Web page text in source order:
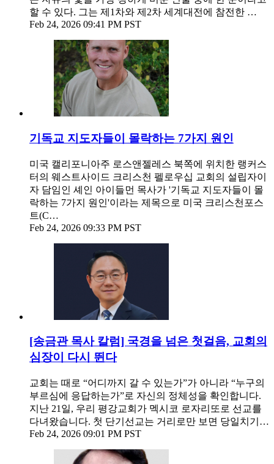
할 수 있다. 그는 제1차와 제2차 세계대전에 참전한 …
Feb 24, 2026 09:41 PM PST
기독교 지도자들이 몰락하는 7가지 원인
미국 캘리포니아주 로스앤젤레스 북쪽에 위치한 랭커스
터의 웨스트사이드 크리스천 펠로우십 교회의 설립자이
자 담임인 셰인 아이들먼 목사가 '기독교 지도자들이 몰
락하는 7가지 원인'이라는 제목으로 미국 크리스천포스
트(C…
Feb 24, 2026 09:33 PM PST
[송금관 목사 칼럼] 국경을 넘은 첫걸음, 교회의
심장이 다시 뛴다
교회는 때로 “어디까지 갈 수 있는가”가 아니라 “누구의
부르심에 응답하는가”로 자신의 정체성을 확인합니다.
지난 21일, 우리 평강교회가 멕시코 로자리또로 선교를
다녀왔습니다. 첫 단기선교는 거리로만 보면 당일치기…
Feb 24, 2026 09:01 PM PST